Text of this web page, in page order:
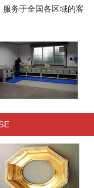
务于全国各区域的客